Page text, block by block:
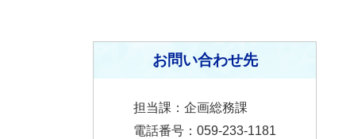
お問い合わせ先
担当課：企画総務課
電話番号：059-233-1181